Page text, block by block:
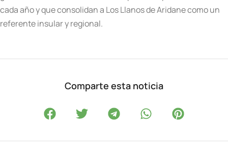
cada año y que consolidan a Los Llanos de Aridane como un
referente insular y regional.
Comparte esta noticia